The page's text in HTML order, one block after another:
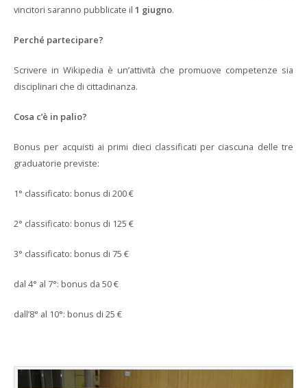
vincitori saranno pubblicate il 1 giugno.
Perché partecipare?
Scrivere in Wikipedia è un’attività che promuove competenze sia
disciplinari che di cittadinanza.
Cosa c’è in palio?
Bonus per acquisti ai primi dieci classificati per ciascuna delle tre
graduatorie previste:
1° classificato: bonus di 200 €
2° classificato: bonus di 125 €
3° classificato: bonus di 75 €
dal 4° al 7°: bonus da 50 €
dall’8° al 10°: bonus di 25 €